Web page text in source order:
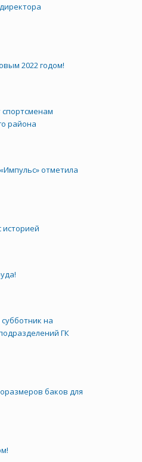
2022 годом!
спортсменам
района
отметила
историей
на
ГК
баков для